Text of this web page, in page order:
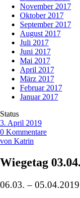
November 2017
Oktober 2017
September 2017
August 2017
Juli 2017
Juni 2017
Mai 2017
April 2017
März 2017
Februar 2017
Januar 2017
Status
3. April 2019
0 Kommentare
von Katrin
Wiegetag
06.03. –